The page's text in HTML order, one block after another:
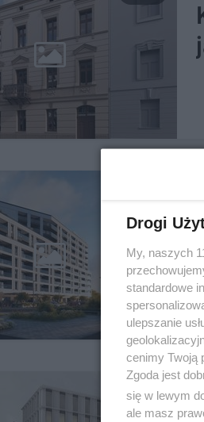
Drogi
My, naszych
standardowe
ulepszanie
cenimy Twoją
Zgoda jest
się w lewym
ale masz